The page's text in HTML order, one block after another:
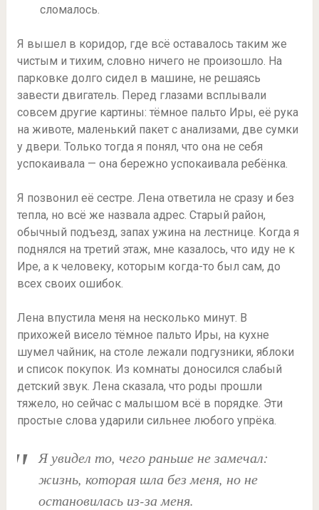
сломалось.
Я вышел в коридор, где всё оставалось таким же
чистым и тихим, словно ничего не произошло. На
парковке долго сидел в машине, не решаясь
завести двигатель. Перед глазами всплывали
совсем другие картины: тёмное пальто Иры, её рука
на животе, маленький пакет с анализами, две сумки
у двери. Только тогда я понял, что она не себя
успокаивала — она бережно успокаивала ребёнка.
Я позвонил её сестре. Лена ответила не сразу и без
тепла, но всё же назвала адрес. Старый район,
обычный подъезд, запах ужина на лестнице. Когда я
поднялся на третий этаж, мне казалось, что иду не к
Ире, а к человеку, которым когда-то был сам, до
всех своих ошибок.
Лена впустила меня на несколько минут. В
прихожей висело тёмное пальто Иры, на кухне
шумел чайник, на столе лежали подгузники, яблоки
и список покупок. Из комнаты доносился слабый
детский звук. Лена сказала, что роды прошли
тяжело, но сейчас с малышом всё в порядке. Эти
простые слова ударили сильнее любого упрёка.
Я увидел то, чего раньше не замечал:
жизнь, которая шла без меня, но не
остановилась из-за меня.